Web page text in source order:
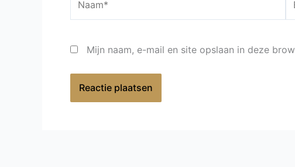
Mijn naam, e-mail en site opslaan in deze